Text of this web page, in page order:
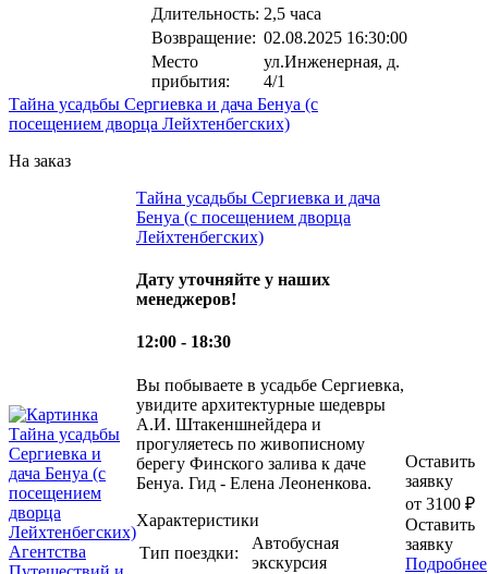
Длительность: 2,5 часа
Возвращение: 02.08.2025 16:30:00
Место
прибытия:
ул.Инженерная, д.
4/1
Тайна усадьбы Сергиевка и дача Бенуа (с
посещением дворца Лейхтенбегских)
На заказ
Тайна усадьбы Сергиевка и дача
Бенуа (с посещением дворца
Лейхтенбегских)
Дату уточняйте у наших
менеджеров!
12:00 - 18:30
Вы побываете в усадьбе Сергиевка,
увидите архитектурные шедевры
А.И. Штакеншнейдера и
прогуляетесь по живописному
берегу Финского залива к даче
Бенуа. Гид - Елена Леоненкова.
Характеристики
Тип поездки:
Автобусная
экскурсия
Оставить
заявку
от 3100 ₽
Оставить
заявку
Подробнее